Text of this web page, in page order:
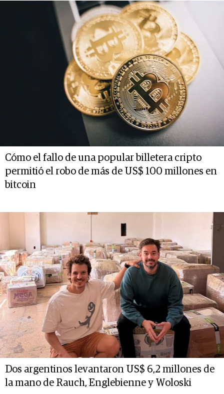
Cómo el fallo de una popular billetera cripto
permitió el robo de más de US$ 100 millones en
bitcoin
Dos argentinos levantaron US$ 6,2 millones de
la mano de Rauch, Englebienne y Woloski